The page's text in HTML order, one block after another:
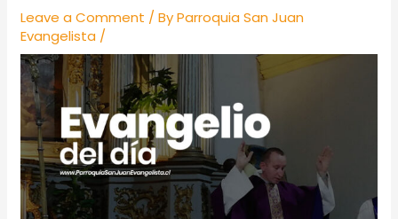
Leave a Comment / ByParroquia San Juan
Evangelista /